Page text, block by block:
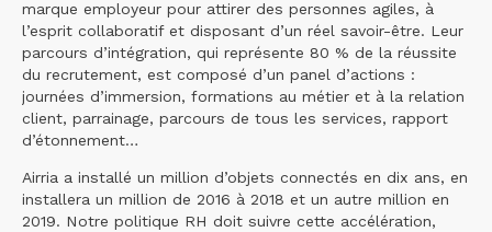
marque employeur pour attirer des personnes agiles, à
l’esprit collaboratif et disposant d’un réel savoir-être. Leur
parcours d’intégration, qui représente 80 % de la réussite
du recrutement, est composé d’un panel d’actions :
journées d’immersion, formations au métier et à la relation
client, parrainage, parcours de tous les services, rapport
d’étonnement…
Airria a installé un million d’objets connectés en dix ans, en
installera un million de 2016 à 2018 et un autre million en
2019. Notre politique RH doit suivre cette accélération,